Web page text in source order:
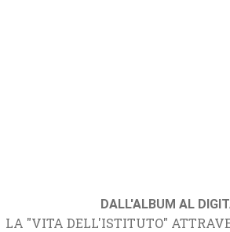
DALL'ALBUM AL
LA "VITA DELL'ISTITUTO"